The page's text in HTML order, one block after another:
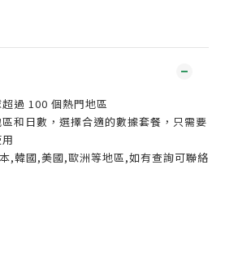
超過 100 個熱門地區
和日數，選擇合適的數據套餐，只需要
,韓國,美國,歐洲等地區,如有查詢可聯絡